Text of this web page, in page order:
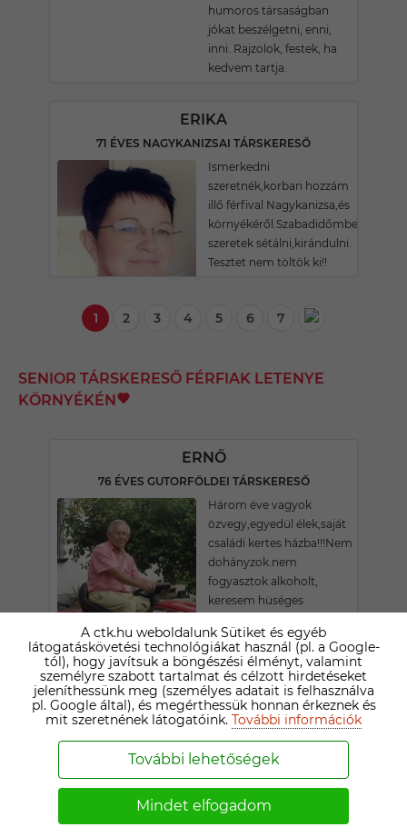
humoros társaságban
jókat beszélgetni, enni,
inni. Rajzolok, festek, ha
kedvem tartja.
ERIKA
71 ÉVES NAGYKANIZSAI TÁRSKERESŐ
Ismerkedni
szeretnék,korban hozzám
illő férfival Nagykanizsa,és
környékéről.Szabadidőmben
szeretek sétálni,kirándulni.
Tesztet nem töltök ki!!
1 2 3 4 5 6 7
SENIOR TÁRSKERESŐ FÉRFIAK LETENYE
KÖRNYÉKÉN
ERNŐ
76 ÉVES GUTORFÖLDEI TÁRSKERESŐ
Három éve vagyok
özvegy,egyedül élek,saját
családi kertes házba!!!Nem
dohányzok.nem
fogyasztok alkoholt,
keresem hüséges
rosszban melettem
kitart!!!! Autóval
rendelkezem!Saját
családom nincs,egyedül
nagyon magányos!!! 72-
magas!!!!
TÖRPERŐS
70 ÉVES NAGYKANIZSAI TÁRSKERESŐ
A ctk.hu weboldalunk Sütiket és egyéb
látogatáskövetési technológiákat használ (pl. a Google-
tól), hogy javítsuk a böngészési élményt, valamint
személyre szabott tartalmat és célzott hirdetéseket
jeleníthessünk meg (személyes adatait is felhasználva
pl. Google által), és megérthessük honnan érkeznek és
mit szeretnének látogatóink. További információk
További lehetőségek
Mindet elfogadom